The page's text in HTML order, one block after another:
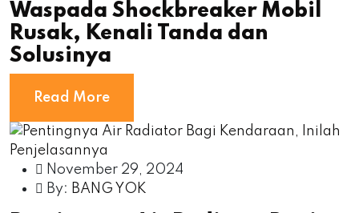
Waspada Shockbreaker Mobil
Rusak, Kenali Tanda dan
Solusinya
Read More
November 29, 2024
By: BANG YOK